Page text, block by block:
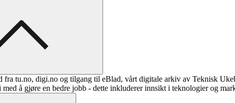
fra tu.no, digi.no og tilgang til eBlad, vårt digitale arkiv av Teknisk
å gjøre en bedre jobb - dette inkluderer innsikt i teknologier og